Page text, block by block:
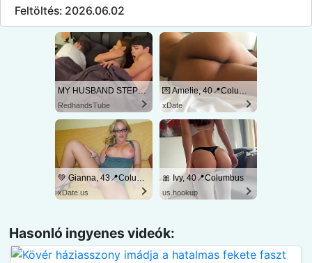
Feltöltés: 2026.06.02
MY HUSBAND STEPSON MISTAKENLY GIVES ME IN THE ASS
RedhandsTube xDate
💚 Gianna, 43📍Columbus
xDate.us
🎀 Ivy, 40📍Columbus
us.hookup
Hasonló ingyenes videók: